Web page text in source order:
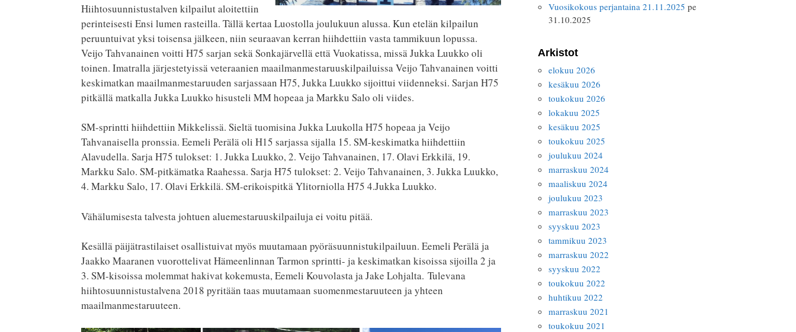
Hiihtosuunnistustalven kilpailut aloitettiin
perinteisesti Ensi lumen rasteilla. Tällä kertaa Luostolla joulukuun alussa. Kun etelän kilpailun
peruuntuivat yksi toisensa jälkeen, niin seuraavan kerran hiihdettiin vasta tammikuun lopussa.
Veijo Tahvanainen voitti H75 sarjan sekä Sonkajärvellä että Vuokatissa, missä Jukka Luukko oli
toinen. Imatralla järjestetyissä veteraanien maailmanmestaruuskilpailuissa Veijo Tahvanainen voitti
keskimatkan maailmanmestaruuden sarjassaan H75, Jukka Luukko sijoittui viidenneksi. Sarjan H75
pitkällä matkalla Jukka Luukko hisusteli MM hopeaa ja Markku Salo oli viides.
SM-sprintti hiihdettiin Mikkelissä. Sieltä tuomisina Jukka Luukolla H75 hopeaa ja Veijo
Tahvanaisella pronssia. Eemeli Perälä oli H15 sarjassa sijalla 15. SM-keskimatka hiihdettiin
Alavudella. Sarja H75 tulokset: 1. Jukka Luukko, 2. Veijo Tahvanainen, 17. Olavi Erkkilä, 19.
Markku Salo. SM-pitkämatka Raahessa. Sarja H75 tulokset: 2. Veijo Tahvanainen, 3. Jukka Luukko,
4. Markku Salo, 17. Olavi Erkkilä. SM-erikoispitkä Ylitorniolla H75 4.Jukka Luukko.
Vähälumisesta talvesta johtuen aluemestaruuskilpailuja ei voitu pitää.
Kesällä päijätrastilaiset osallistuivat myös muutamaan pyöräsuunnistukilpailuun. Eemeli Perälä ja
Jaakko Maaranen vuorottelivat Hämeenlinnan Tarmon sprintti- ja keskimatkan kisoissa sijoilla 2 ja
3. SM-kisoissa molemmat hakivat kokemusta, Eemeli Kouvolasta ja Jake Lohjalta. Tulevana
hiihtosuunnistustalvena 2018 pyritään taas muutamaan suomenmestaruuteen ja yhteen
maailmanmestaruuteen.
Vuosikokous perjantaina 21.11.2025 pe
31.10.2025
Arkistot
elokuu 2026
kesäkuu 2026
toukokuu 2026
lokakuu 2025
kesäkuu 2025
toukokuu 2025
joulukuu 2024
marraskuu 2024
maaliskuu 2024
joulukuu 2023
marraskuu 2023
syyskuu 2023
tammikuu 2023
marraskuu 2022
syyskuu 2022
toukokuu 2022
huhtikuu 2022
marraskuu 2021
toukokuu 2021